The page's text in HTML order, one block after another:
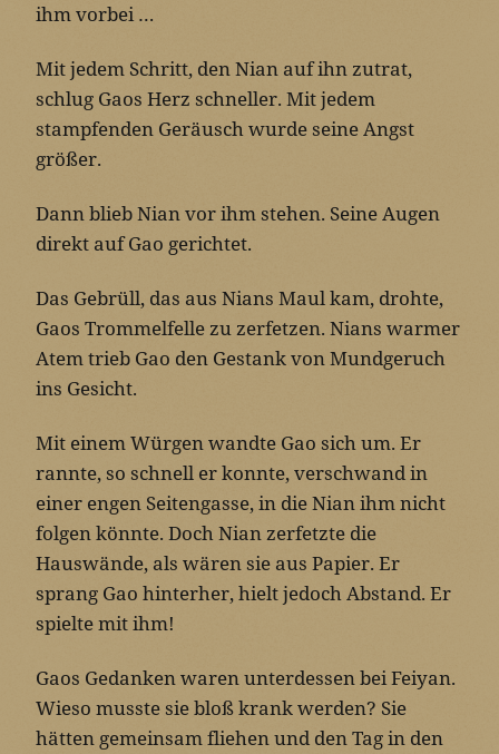
ihm vorbei …
Mit jedem Schritt, den Nian auf ihn zutrat,
schlug Gaos Herz schneller. Mit jedem
stampfenden Geräusch wurde seine Angst
größer.
Dann blieb Nian vor ihm stehen. Seine Augen
direkt auf Gao gerichtet.
Das Gebrüll, das aus Nians Maul kam, drohte,
Gaos Trommelfelle zu zerfetzen. Nians warmer
Atem trieb Gao den Gestank von Mundgeruch
ins Gesicht.
Mit einem Würgen wandte Gao sich um. Er
rannte, so schnell er konnte, verschwand in
einer engen Seitengasse, in die Nian ihm nicht
folgen könnte. Doch Nian zerfetzte die
Hauswände, als wären sie aus Papier. Er
sprang Gao hinterher, hielt jedoch Abstand. Er
spielte mit ihm!
Gaos Gedanken waren unterdessen bei Feiyan.
Wieso musste sie bloß krank werden? Sie
hätten gemeinsam fliehen und den Tag in den